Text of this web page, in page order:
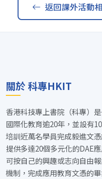
返回課外活動
關於 科專HKIT
香港科技專上書院（科專）
國際化教育逾20年，並設有
培訓近萬名學員完成毅進文
提供多達20個多元化的DAE
可按自己的興趣或志向自由
機制，完成應用教育文憑的